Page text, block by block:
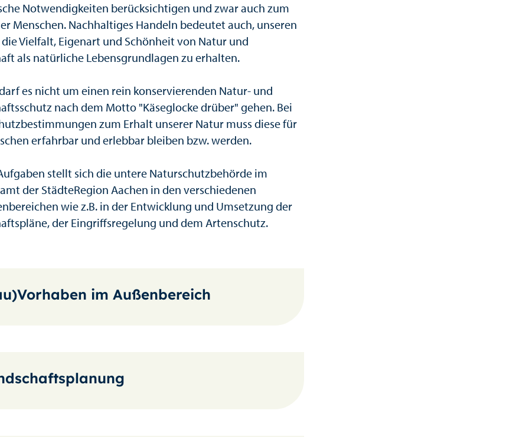
Notwendigkeiten berücksichtigen und zwar auch zum
Menschen. Nachhaltiges Handeln bedeutet auch, unseren
Vielfalt, Eigenart und Schönheit von Natur und
als natürliche Lebensgrundlagen zu erhalten.
es nicht um einen rein konservierenden Natur- und
nach dem Motto "Käseglocke drüber" gehen. Bei
zum Erhalt unserer Natur muss diese für
erfahrbar und erlebbar bleiben bzw. werden.
stellt sich die untere Naturschutzbehörde im
der StädteRegion Aachen in den verschiedenen
wie z.B. in der Entwicklung und Umsetzung der
der Eingriffsregelung und dem Artenschutz.
im Außenbereich